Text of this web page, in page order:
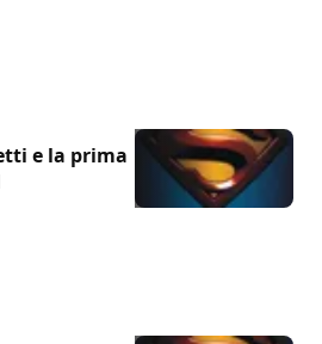
e la prima